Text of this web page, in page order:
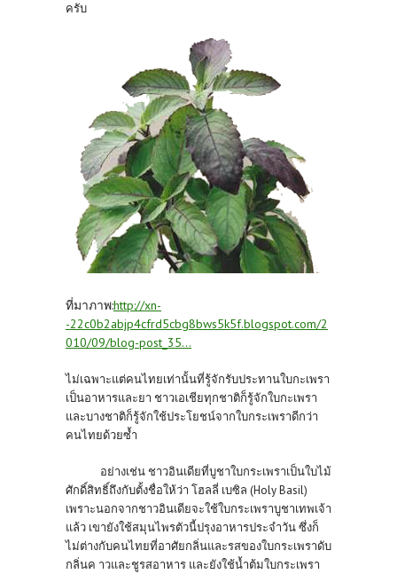
ครับ
ที่มาภาพ:http://xn-
-22c0b2abjp4cfrd5cbg8bws5k5f.blogspot.com/2
010/09/blog-post_35...
ไม่เฉพาะแต่คนไทยเท่านั้นที่รู้จักรับประทานใบกะเพรา
เป็นอาหารและยา ชาวเอเชียทุกชาติก็รู้จักใบกะเพรา
และบางชาติก็รู้จักใช้ประโยชน์จากใบกระเพราดีกว่า
คนไทยด้วยซ้ำ
อย่างเช่น ชาวอินเดียที่บูชาใบกระเพราเป็นใบไม้
ศักดิ์สิทธิ์ถึงกับตั้งชื่อให้ว่า โฮลลี่ เบซิล (Holy Basil)
เพราะนอกจากชาวอินเดียจะใช้ใบกระเพราบูชาเทพเจ้า
แล้ว เขายังใช้สมุนไพรตัวนี้ปรุงอาหารประจำวัน ซึ่งก็
ไม่ต่างกับคนไทยที่อาศัยกลิ่นและรสของใบกระเพราดับ
กลิ่นค าวและชูรสอาหาร และยังใช้น้ำต้มใบกระเพรา